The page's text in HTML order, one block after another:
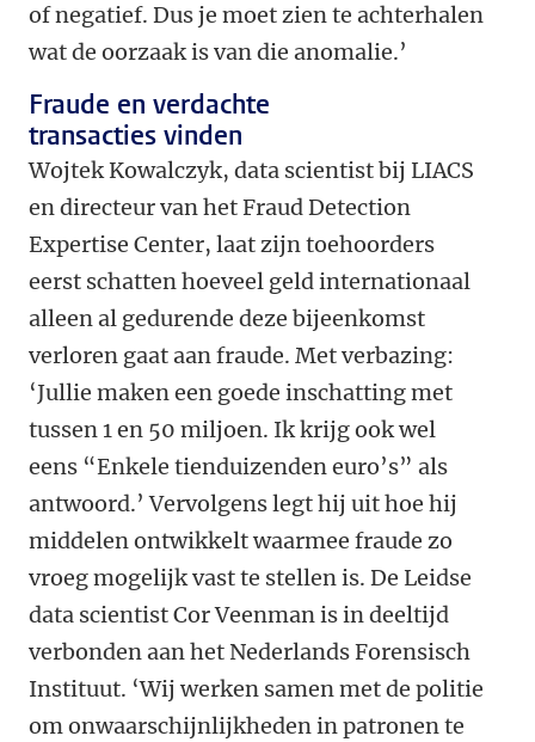
of negatief. Dus je moet zien te achterhalen
wat de oorzaak is van die anomalie.’
Fraude en verdachte
transacties vinden
Wojtek Kowalczyk, data scientist bij LIACS
en directeur van het Fraud Detection
Expertise Center, laat zijn toehoorders
eerst schatten hoeveel geld internationaal
alleen al gedurende deze bijeenkomst
verloren gaat aan fraude. Met verbazing:
‘Jullie maken een goede inschatting met
tussen 1 en 50 miljoen. Ik krijg ook wel
eens “Enkele tienduizenden euro’s” als
antwoord.’ Vervolgens legt hij uit hoe hij
middelen ontwikkelt waarmee fraude zo
vroeg mogelijk vast te stellen is. De Leidse
data scientist Cor Veenman is in deeltijd
verbonden aan het Nederlands Forensisch
Instituut. ‘Wij werken samen met de politie
om onwaarschijnlijkheden in patronen te